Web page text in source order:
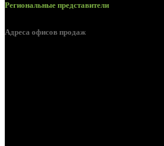
Региональные представители
Адреса офисов продаж